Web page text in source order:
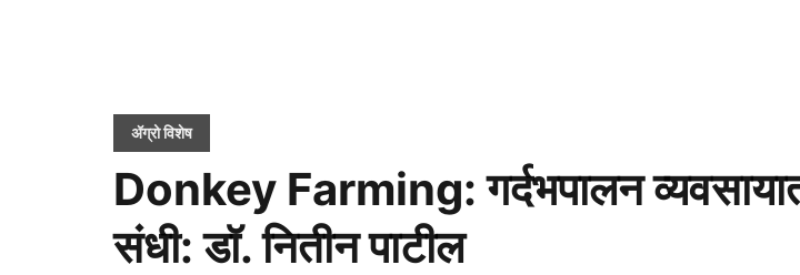
ॲग्रो विशेष
Donkey Farming: गर्दभपालन
संधी: डॉ. नितीन पाटील